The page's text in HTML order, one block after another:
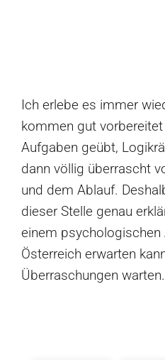
Ich erlebe es immer
kommen gut
Aufgaben geübt,
dann völlig überrascht
und dem Ablauf.
dieser Stelle genau
einem psychologischen
Österreich erwarten
Überraschungen warten.